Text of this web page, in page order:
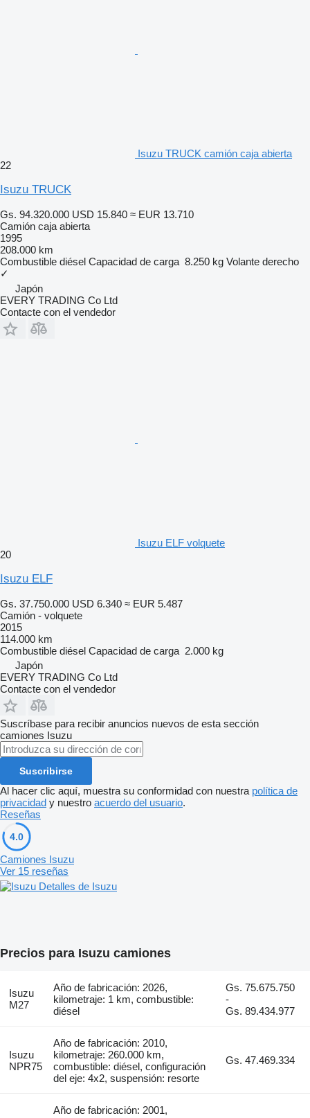
Isuzu TRUCK camión caja abierta
22
Isuzu TRUCK
Gs. 94.320.000 USD 15.840 ≈ EUR 13.710
Camión caja abierta
1995
208.000 km
Combustible diésel Capacidad de carga 8.250 kg Volante derecho
✓
Japón
EVERY TRADING Co Ltd
Contacte con el vendedor
Isuzu ELF volquete
20
Isuzu ELF
Gs. 37.750.000 USD 6.340 ≈ EUR 5.487
Camión - volquete
2015
114.000 km
Combustible diésel Capacidad de carga 2.000 kg
Japón
EVERY TRADING Co Ltd
Contacte con el vendedor
Suscríbase para recibir anuncios nuevos de esta sección
camiones Isuzu
Suscribirse
Al hacer clic aquí, muestra su conformidad con nuestra política de
privacidad y nuestro acuerdo del usuario.
Reseñas
4.0
Camiones Isuzu
Ver 15 reseñas
Detalles de Isuzu
Precios para Isuzu camiones
Isuzu
M27
Año de fabricación: 2026,
kilometraje: 1 km, combustible:
diésel
Gs. 75.675.750
-
Gs. 89.434.977
Isuzu
NPR75
Año de fabricación: 2010,
kilometraje: 260.000 km,
combustible: diésel, configuración
del eje: 4x2, suspensión: resorte
Gs. 47.469.334
Año de fabricación: 2001,